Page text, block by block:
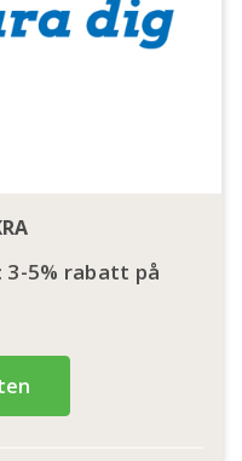
3-5% rabatt på